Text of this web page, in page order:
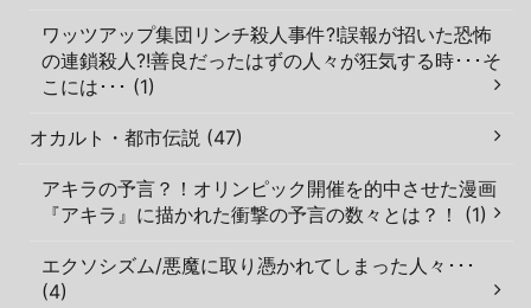
ワッツアップ集団リンチ殺人事件?!誤報が招いた恐怖
の連鎖殺人?!善良だったはずの人々が狂気する時･･･そ
こには･･･ (1)
オカルト・都市伝説 (47)
アキラの予言？！オリンピック開催を的中させた漫画
『アキラ』に描かれた衝撃の予言の数々とは？！ (1)
エクソシズム/悪魔に取り憑かれてしまった人々･･･
(4)